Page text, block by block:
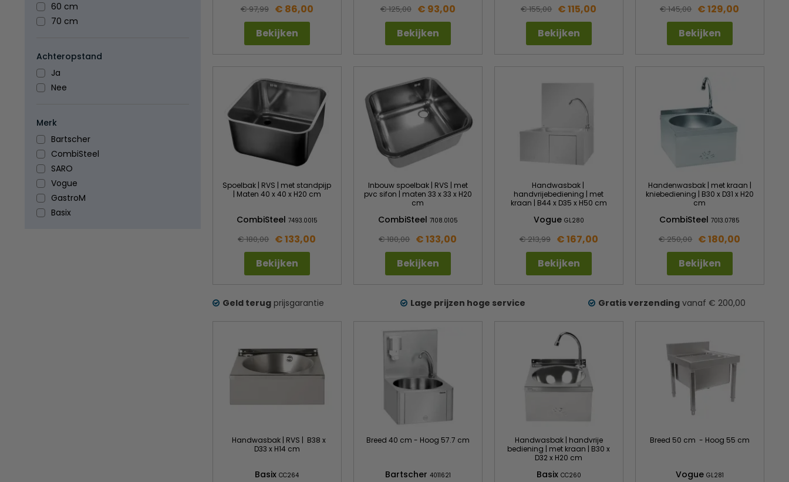
60 cm
70 cm
Achteropstand
Ja
Nee
Merk
Bartscher
CombiSteel
SARO
Vogue
GastroM
Basix
€ 97,99 € 86,00
Bekijken
€ 125,00 € 93,00
Bekijken
€ 155,00 € 115,00
Bekijken
€ 145,00 € 129,00
Bekijken
Spoelbak | RVS | met standpijp
| Maten 40 x 40 x H20 cm
CombiSteel 7493.0015
€ 180,00 € 133,00
Bekijken
Inbouw spoelbak | RVS | met
pvc sifon | maten 33 x 33 x H20
cm
CombiSteel 7108.0105
€ 180,00 € 133,00
Bekijken
Handwasbak |
handvrijebediening | met
kraan | B44 x D35 x H50 cm
Vogue GL280
€ 213,99 € 167,00
Bekijken
Handenwasbak | met kraan |
kniebediening | B30 x D31 x H20
cm
CombiSteel7013.0785
€ 250,00 € 180,00
Bekijken
Handwasbak | RVS | B38 x
D33 x H14 cm
BasixCC264
Breed 40 cm - Hoog 57.7 cm
Bartscher 4011621
Handwasbak | handvrije
bediening | met kraan | B30 x
D32 x H20 cm
Basix CC260
Breed 50 cm - Hoog 55 cm
Vogue GL281
Geld terugprijsgarantie Lage prijzen hoge service Gratis verzendingvanaf € 200,00